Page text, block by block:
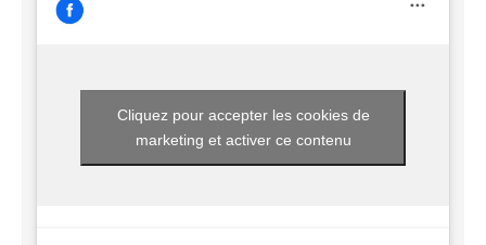
Cliquez pour accepter les cookies de
marketing et activer ce contenu